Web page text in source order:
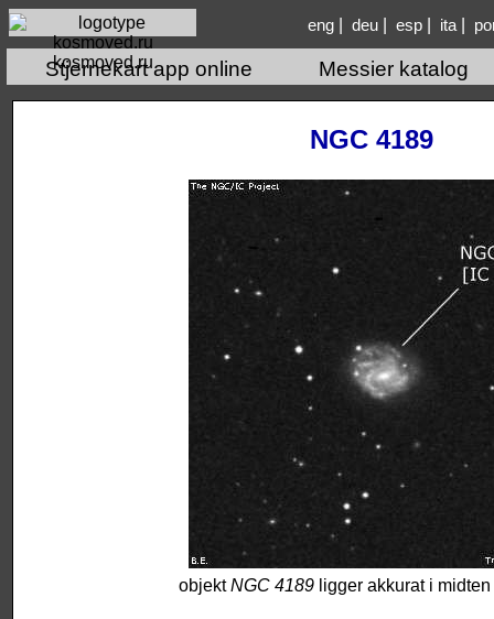
kosmoved.ru
eng| deu| esp| ita|
Stjernekart app online Messier katalog
NGC 4189
objektNGC 4189ligger akkurat i midten